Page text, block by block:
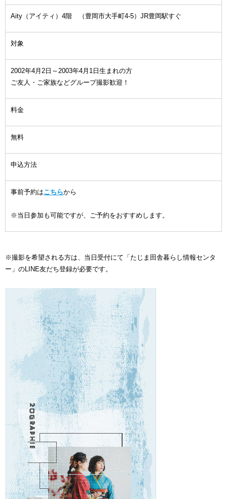
Aity（アイティ）4階 （豊岡市大手町4-5）JR豊岡駅すぐ
対象
2002年4月2日～2003年4月1日生まれの方
ご友人・ご家族などグループ撮影歓迎！
料金
無料
申込方法
事前予約はこちらから
※当日参加も可能ですが、ご予約をおすすめします。
※撮影を希望される方は、当日受付にて「たじま田舎暮らし情報センタ
ー」のLINE友だち登録が必要です。